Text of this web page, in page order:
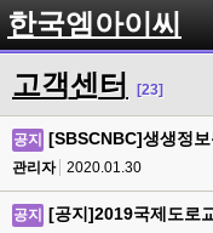
한국엠아이씨
고객센터 [23]
공지 [SBSCNBC]생생정
관리자 2020.01.30
공지 [공지]2019국제도로